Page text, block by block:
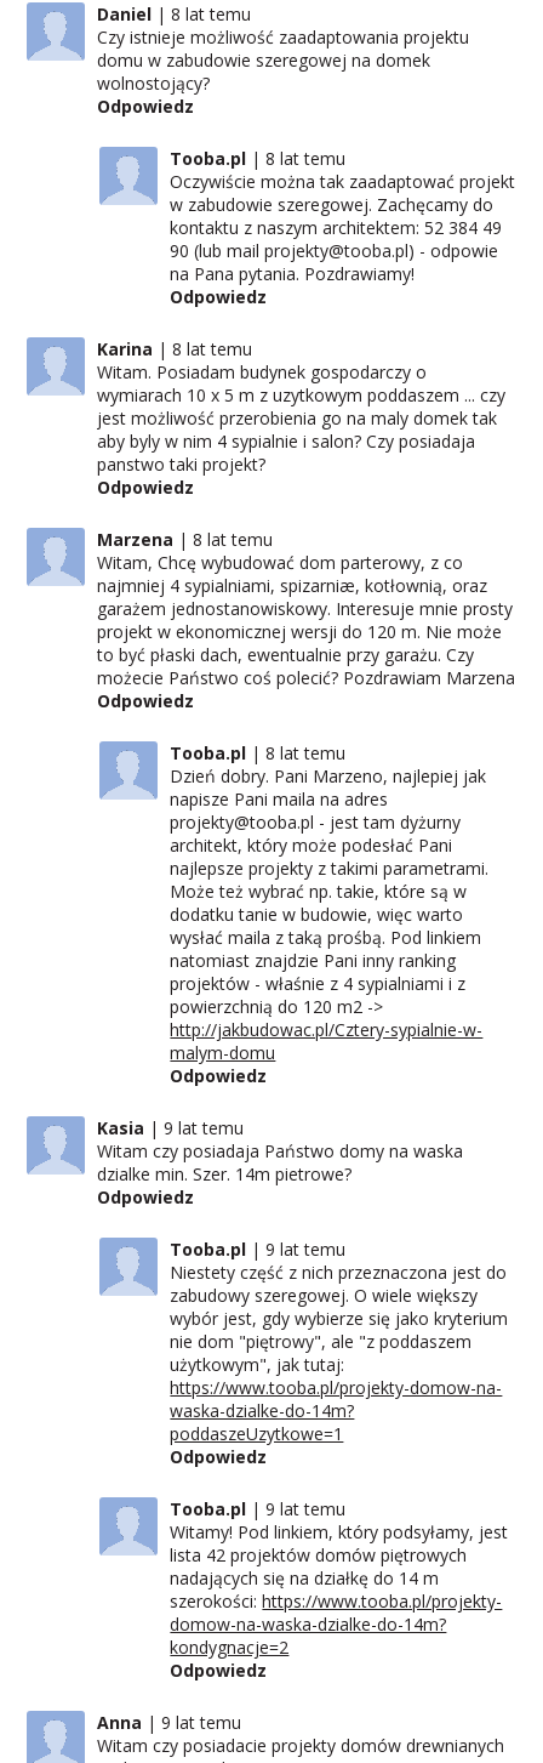
Daniel
8 lat temu
Czy istnieje możliwość zaadaptowania projektu
domu w zabudowie szeregowej na domek
wolnostojący?
Odpowiedz
Tooba.pl
8 lat temu
Oczywiście można tak zaadaptować projekt
w zabudowie szeregowej. Zachęcamy do
kontaktu z naszym architektem: 52 384 49
90 (lub mail projekty@tooba.pl) - odpowie
na Pana pytania. Pozdrawiamy!
Odpowiedz
Karina
8 lat temu
Witam. Posiadam budynek gospodarczy o
wymiarach 10 x 5 m z uzytkowym poddaszem ... czy
jest możliwość przerobienia go na maly domek tak
aby byly w nim 4 sypialnie i salon? Czy posiadaja
panstwo taki projekt?
Odpowiedz
Marzena
8 lat temu
Witam, Chcę wybudować dom parterowy, z co
najmniej 4 sypialniami, spizarniæ, kotłownią, oraz
garażem jednostanowiskowy. Interesuje mnie prosty
projekt w ekonomicznej wersji do 120 m. Nie może
to być płaski dach, ewentualnie przy garażu. Czy
możecie Państwo coś polecić? Pozdrawiam Marzena
Odpowiedz
Tooba.pl
8 lat temu
Dzień dobry. Pani Marzeno, najlepiej jak
napisze Pani maila na adres
projekty@tooba.pl - jest tam dyżurny
architekt, który może podesłać Pani
najlepsze projekty z takimi parametrami.
Może też wybrać np. takie, które są w
dodatku tanie w budowie, więc warto
wysłać maila z taką prośbą. Pod linkiem
natomiast znajdzie Pani inny ranking
projektów - właśnie z 4 sypialniami i z
powierzchnią do 120 m2 ->
http://jakbudowac.pl/Cztery-sypialnie-w-
malym-domu
Odpowiedz
Kasia
9 lat temu
Witam czy posiadaja Państwo domy na waska
dzialke min. Szer. 14m pietrowe?
Odpowiedz
Tooba.pl
9 lat temu
Niestety część z nich przeznaczona jest do
zabudowy szeregowej. O wiele większy
wybór jest, gdy wybierze się jako kryterium
nie dom "piętrowy", ale "z poddaszem
użytkowym", jak tutaj:
https://www.tooba.pl/projekty-domow-na-
waska-dzialke-do-14m?
poddaszeUzytkowe=1
Odpowiedz
Tooba.pl
9 lat temu
Witamy! Pod linkiem, który podsyłamy, jest
lista 42 projektów domów piętrowych
nadających się na działkę do 14 m
szerokości:https://www.tooba.pl/projekty-
domow-na-waska-dzialke-do-14m?
kondygnacje=2
Odpowiedz
Anna
9 lat temu
Witam czy posiadacie projekty domów drewnianych